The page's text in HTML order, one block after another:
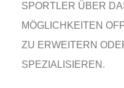
SPORTLER ÜBER
MÖGLICHKEITEN
ZU ERWEITERN
SPEZIALISIEREN.